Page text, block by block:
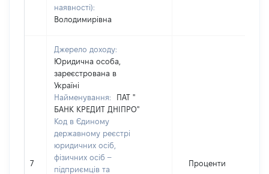
наявності):
Володимирівна
7
Джерело доходу:
Юридична особа,
зареєстрована в
Україні
Найменування:
ПАТ "
БАНК КРЕДИТ ДНІПРО"
Код в Єдиному
державному реєстрі
юридичних осіб,
фізичних осіб –
підприємців та
Проценти